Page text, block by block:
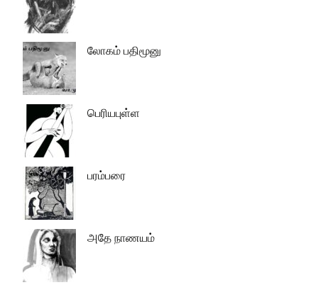
லோகம் பதிமூனு
பெரியபுள்ள
பரம்பரை
அதே நாணயம்